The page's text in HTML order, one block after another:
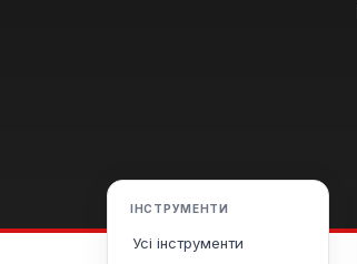
ІНСТРУМЕНТИ
Усі інструменти